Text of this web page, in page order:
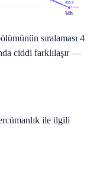
5.534
2025
455.9
5.5K
sıralaması 4
ciddi farklılaşır —
ile ilgili